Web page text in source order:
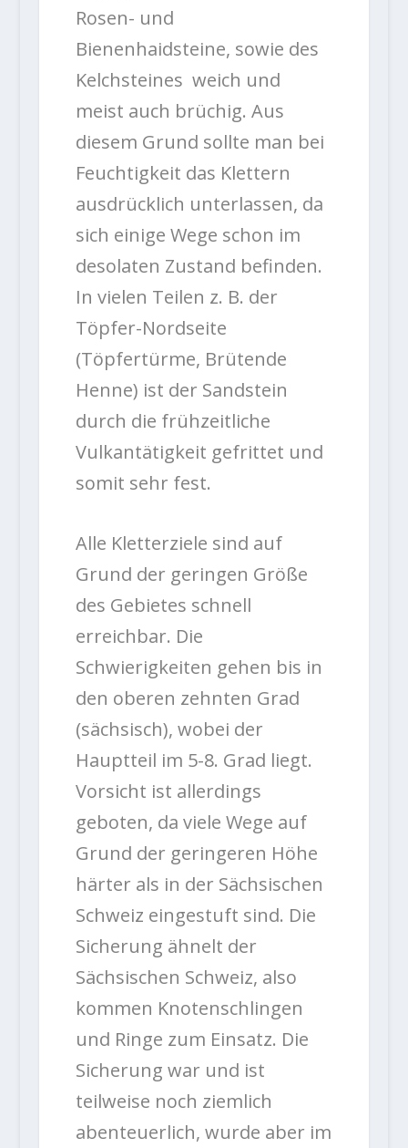
Rosen- und
Bienenhaidsteine, sowie des
Kelchsteines weich und
meist auch brüchig. Aus
diesem Grund sollte man bei
Feuchtigkeit das Klettern
ausdrücklich unterlassen, da
sich einige Wege schon im
desolaten Zustand befinden.
In vielen Teilen z. B. der
Töpfer-Nordseite
(Töpfertürme, Brütende
Henne) ist der Sandstein
durch die frühzeitliche
Vulkantätigkeit gefrittet und
somit sehr fest.
Alle Kletterziele sind auf
Grund der geringen Größe
des Gebietes schnell
erreichbar. Die
Schwierigkeiten gehen bis in
den oberen zehnten Grad
(sächsisch), wobei der
Hauptteil im 5-8. Grad liegt.
Vorsicht ist allerdings
geboten, da viele Wege auf
Grund der geringeren Höhe
härter als in der Sächsischen
Schweiz eingestuft sind. Die
Sicherung ähnelt der
Sächsischen Schweiz, also
kommen Knotenschlingen
und Ringe zum Einsatz. Die
Sicherung war und ist
teilweise noch ziemlich
abenteuerlich, wurde aber im